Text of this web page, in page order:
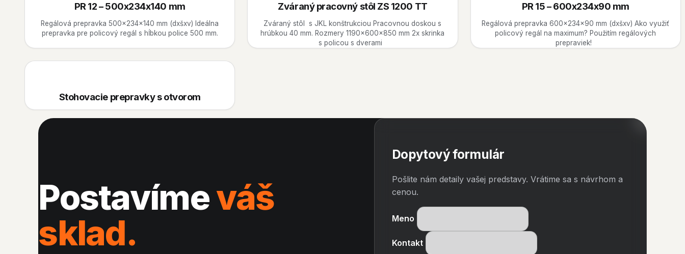
PR 12 – 500x234x140 mm
Regálová prepravka 500x234x140 mm (dxšxv) Ideálna
prepravka pre policový regál s hĺbkou police 500 mm.
Zváraný pracovný stôl ZS 1200 TT
Zváraný stôl s JKL konštrukciou Pracovnou doskou s
hrúbkou 40 mm. Rozmery 1190x600x850 mm 2x skrinka
s policou s dverami
PR 15 – 600x234x90 mm
Regálová prepravka 600x234x90 mm (dxšxv) Ako využiť
policový regál na maximum? Použitím regálových
prepraviek!
Stohovacie prepravky s otvorom
Postavímeváš
sklad.
Dopytový formulár
Pošlite nám detaily vašej predstavy. Vrátime sa s návrhom a
cenou.
Meno
Kontakt